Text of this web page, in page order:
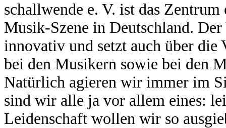
schallwende e. V. ist das
Musik-Szene in Deutschland.
innovativ und setzt auch über die
bei den Musikern sowie bei den
Natürlich agieren wir immer im
sind wir alle ja vor allem eines:
Leidenschaft wollen wir so